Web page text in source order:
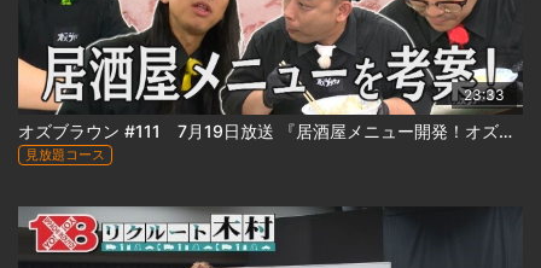
23:33
オズブラウン #111 7月19日放送 『居酒屋メニュー開発！オズブラアルティ飯（前編）』
見放題コース